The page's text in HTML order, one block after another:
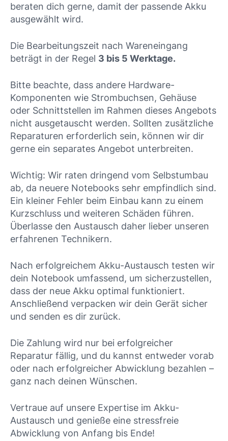
beraten dich gerne, damit der passende Akku
ausgewählt wird.
Die Bearbeitungszeit nach Wareneingang
beträgt in der Regel 3 bis 5 Werktage.
Bitte beachte, dass andere Hardware-
Komponenten wie Strombuchsen, Gehäuse
oder Schnittstellen im Rahmen dieses Angebots
nicht ausgetauscht werden. Sollten zusätzliche
Reparaturen erforderlich sein, können wir dir
gerne ein separates Angebot unterbreiten.
Wichtig: Wir raten dringend vom Selbstumbau
ab, da neuere Notebooks sehr empfindlich sind.
Ein kleiner Fehler beim Einbau kann zu einem
Kurzschluss und weiteren Schäden führen.
Überlasse den Austausch daher lieber unseren
erfahrenen Technikern.
Nach erfolgreichem Akku-Austausch testen wir
dein Notebook umfassend, um sicherzustellen,
dass der neue Akku optimal funktioniert.
Anschließend verpacken wir dein Gerät sicher
und senden es dir zurück.
Die Zahlung wird nur bei erfolgreicher
Reparatur fällig, und du kannst entweder vorab
oder nach erfolgreicher Abwicklung bezahlen –
ganz nach deinen Wünschen.
Vertraue auf unsere Expertise im Akku-
Austausch und genieße eine stressfreie
Abwicklung von Anfang bis Ende!